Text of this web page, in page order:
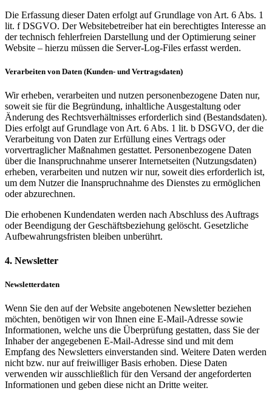
Die Erfassung dieser Daten erfolgt auf Grundlage von Art. 6 Abs. 1
lit. f DSGVO. Der Websitebetreiber hat ein berechtigtes Interesse an
der technisch fehlerfreien Darstellung und der Optimierung seiner
Website – hierzu müssen die Server-Log-Files erfasst werden.
Verarbeiten von Daten (Kunden- und Vertragsdaten)
Wir erheben, verarbeiten und nutzen personenbezogene Daten nur,
soweit sie für die Begründung, inhaltliche Ausgestaltung oder
Änderung des Rechtsverhältnisses erforderlich sind (Bestandsdaten).
Dies erfolgt auf Grundlage von Art. 6 Abs. 1 lit. b DSGVO, der die
Verarbeitung von Daten zur Erfüllung eines Vertrags oder
vorvertraglicher Maßnahmen gestattet. Personenbezogene Daten
über die Inanspruchnahme unserer Internetseiten (Nutzungsdaten)
erheben, verarbeiten und nutzen wir nur, soweit dies erforderlich ist,
um dem Nutzer die Inanspruchnahme des Dienstes zu ermöglichen
oder abzurechnen.
Die erhobenen Kundendaten werden nach Abschluss des Auftrags
oder Beendigung der Geschäftsbeziehung gelöscht. Gesetzliche
Aufbewahrungsfristen bleiben unberührt.
4. Newsletter
Newsletterdaten
Wenn Sie den auf der Website angebotenen Newsletter beziehen
möchten, benötigen wir von Ihnen eine E-Mail-Adresse sowie
Informationen, welche uns die Überprüfung gestatten, dass Sie der
Inhaber der angegebenen E-Mail-Adresse sind und mit dem
Empfang des Newsletters einverstanden sind. Weitere Daten werden
nicht bzw. nur auf freiwilliger Basis erhoben. Diese Daten
verwenden wir ausschließlich für den Versand der angeforderten
Informationen und geben diese nicht an Dritte weiter.